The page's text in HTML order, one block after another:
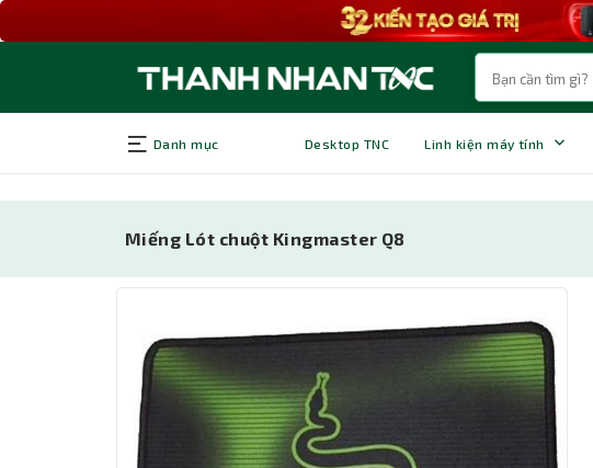
Danh mục Desktop TNC Linh kiện máy tính
Miếng Lót chuột Kingmaster Q8